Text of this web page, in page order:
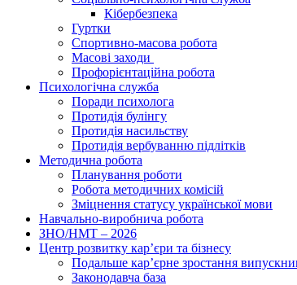
Кібербезпека
Гуртки
Спортивно-масова робота
Масові заходи
Профорієнтаційна робота
Психологічна служба
Поради психолога
Протидія булінгу
Протидія насильству
Протидія вербуванню підлітків
Методична робота
Планування роботи
Робота методичних комісій
Зміцнення статусу української мови
Навчально-виробнича робота
ЗНО/НМТ – 2026
Центр розвитку кар’єри та бізнесу
Подальше кар’єрне зростання
Законодавча база